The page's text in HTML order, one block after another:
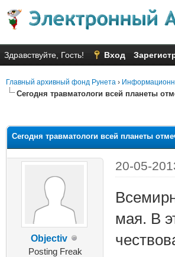
Здравствуйте, Гость! Вход
Главный архивный фонд Рунета ›
Сегодня травматологи всей планеты
Сегодня травматологи всей планеты
Objectiv
Posting Freak
20-05-
мая. В